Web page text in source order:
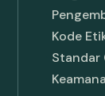
Kode
Standar